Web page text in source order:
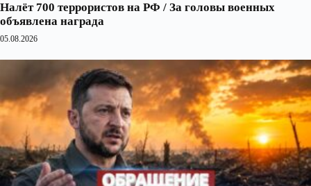
Налёт 700 террористов на РФ / За головы военных
объявлена награда
05.08.2026